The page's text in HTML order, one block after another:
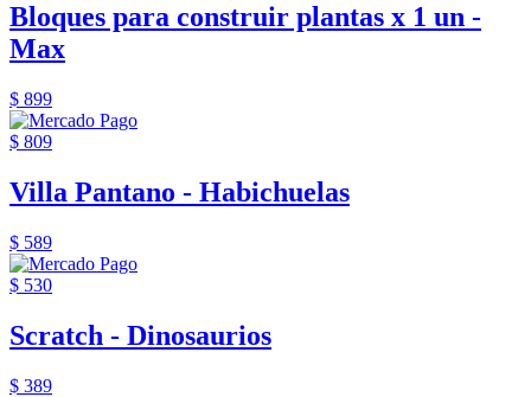
Bloques para construir plantas x 1 un -
Max
$ 899
$ 809
Villa Pantano - Habichuelas
$ 589
$ 530
Scratch - Dinosaurios
$ 389